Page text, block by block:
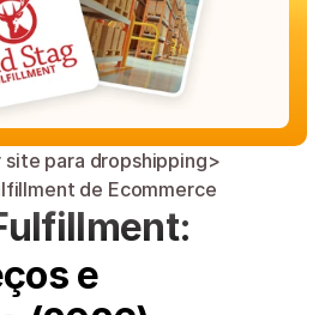
site para dropshipping>
de Ecommerce
e